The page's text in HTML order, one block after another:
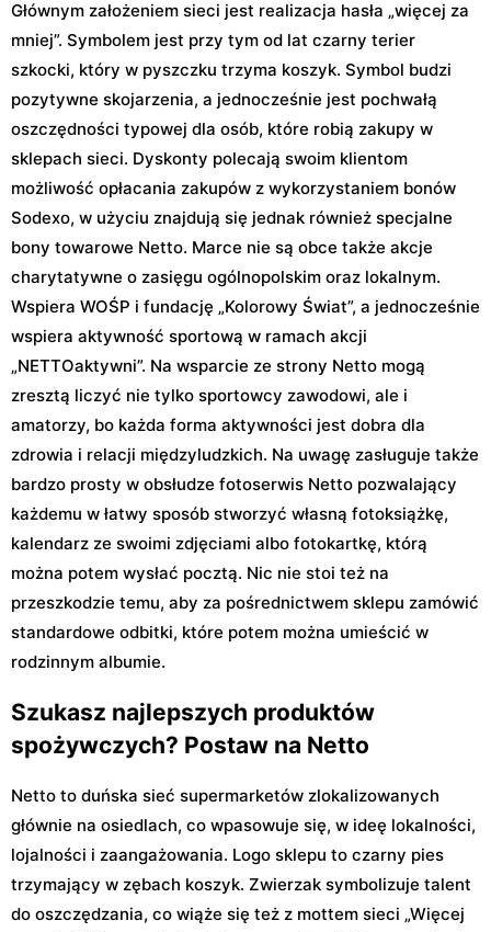
Głównym założeniem sieci jest realizacja hasła „więcej za
mniej”. Symbolem jest przy tym od lat czarny terier
szkocki, który w pyszczku trzyma koszyk. Symbol budzi
pozytywne skojarzenia, a jednocześnie jest pochwałą
oszczędności typowej dla osób, które robią zakupy w
sklepach sieci. Dyskonty polecają swoim klientom
możliwość opłacania zakupów z wykorzystaniem bonów
Sodexo, w użyciu znajdują się jednak również specjalne
bony towarowe Netto. Marce nie są obce także akcje
charytatywne o zasięgu ogólnopolskim oraz lokalnym.
Wspiera WOŚP i fundację „Kolorowy Świat”, a jednocześnie
wspiera aktywność sportową w ramach akcji
„NETTOaktywni”. Na wsparcie ze strony Netto mogą
zresztą liczyć nie tylko sportowcy zawodowi, ale i
amatorzy, bo każda forma aktywności jest dobra dla
zdrowia i relacji międzyludzkich. Na uwagę zasługuje także
bardzo prosty w obsłudze fotoserwis Netto pozwalający
każdemu w łatwy sposób stworzyć własną fotoksiążkę,
kalendarz ze swoimi zdjęciami albo fotokartkę, którą
można potem wysłać pocztą. Nic nie stoi też na
przeszkodzie temu, aby za pośrednictwem sklepu zamówić
standardowe odbitki, które potem można umieścić w
rodzinnym albumie.
Szukasz najlepszych produktów
spożywczych? Postaw na Netto
Netto to duńska sieć supermarketów zlokalizowanych
głównie na osiedlach, co wpasowuje się, w ideę lokalności,
lojalności i zaangażowania. Logo sklepu to czarny pies
trzymający w zębach koszyk. Zwierzak symbolizuje talent
do oszczędzania, co wiąże się też z mottem sieci „Więcej